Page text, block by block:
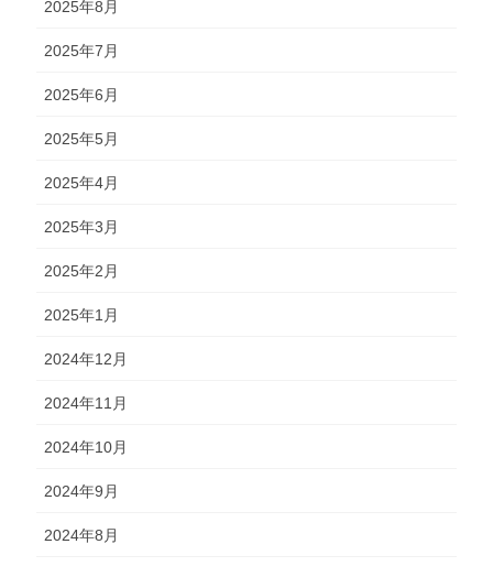
2025年8月
2025年7月
2025年6月
2025年5月
2025年4月
2025年3月
2025年2月
2025年1月
2024年12月
2024年11月
2024年10月
2024年9月
2024年8月